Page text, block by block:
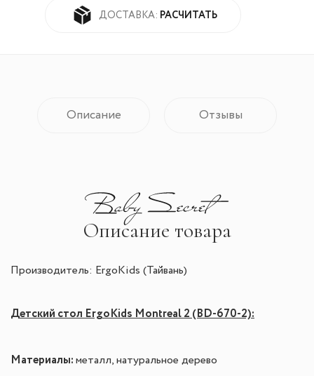
ДОСТАВКА: РАСЧИТАТЬ
Описание Отзывы
Описание товара
Производитель: ErgoKids (Тайвань)
Детский столErgoKidsMontreal 2 (BD-670-2):
Материалы: металл, натуральное дерево